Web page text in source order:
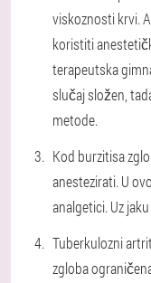
viskoznosti krvi.
koristiti
terapeutska
slučaj složen,
metode.
Kod burzitisa
anestezirati. U
analgetici. Uz
Tuberkulozni
zgloba